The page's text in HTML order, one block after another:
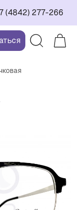
(4842) 277-266